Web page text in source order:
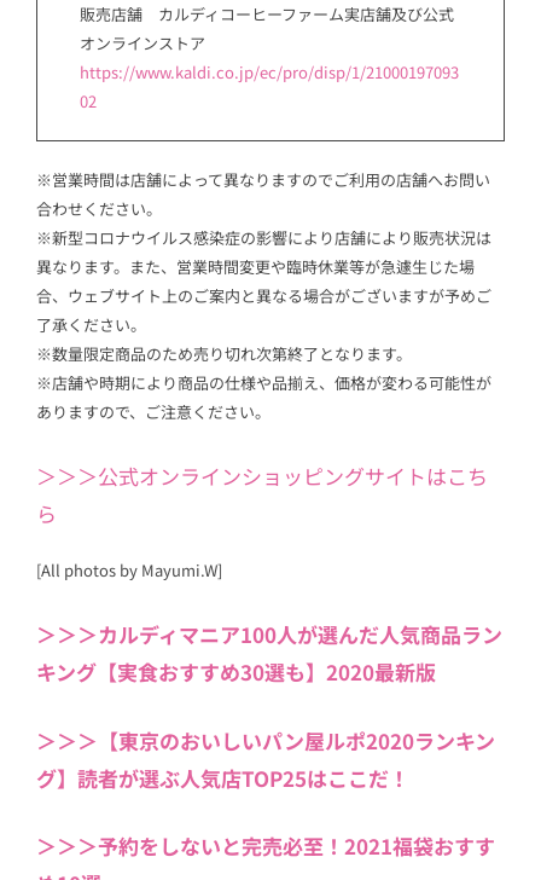
販売店舗 カルディコーヒーファーム実店舗及び公式
オンラインストア
https://www.kaldi.co.jp/ec/pro/disp/1/21000197093
02
※営業時間は店舗によって異なりますのでご利用の店舗へお問い
合わせください。
※新型コロナウイルス感染症の影響により店舗により販売状況は
異なります。また、営業時間変更や臨時休業等が急遽生じた場
合、ウェブサイト上のご案内と異なる場合がございますが予めご
了承ください。
※数量限定商品のため売り切れ次第終了となります。
※店舗や時期により商品の仕様や品揃え、価格が変わる可能性が
ありますので、ご注意ください。
＞＞＞公式オンラインショッピングサイトはこち
ら
[All photos by Mayumi.W]
＞＞＞カルディマニア100人が選んだ人気商品ラン
キング【実食おすすめ30選も】2020最新版
＞＞＞【東京のおいしいパン屋ルポ2020ランキン
グ】読者が選ぶ人気店TOP25はここだ！
＞＞＞予約をしないと完売必至！2021福袋おすす